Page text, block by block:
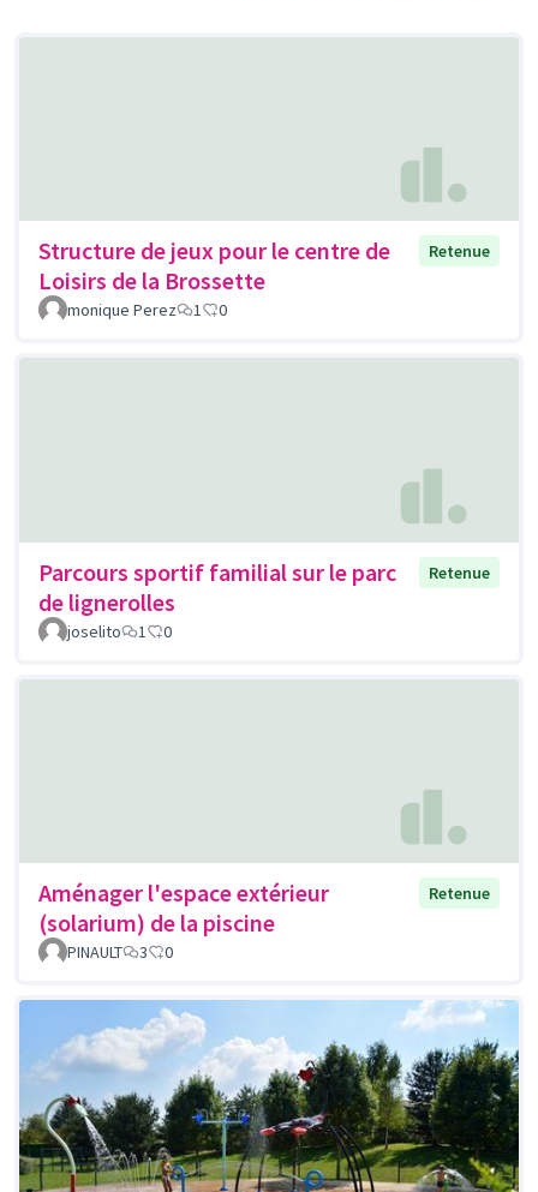
Structure de jeux pour le centre de
Loisirs de la Brossette
Retenue
monique Perez 1 0
Parcours sportif familial sur le parc
de lignerolles
Retenue
joselito 1 0
Aménager l'espace extérieur
(solarium) de la piscine
Retenue
PINAULT 3 0